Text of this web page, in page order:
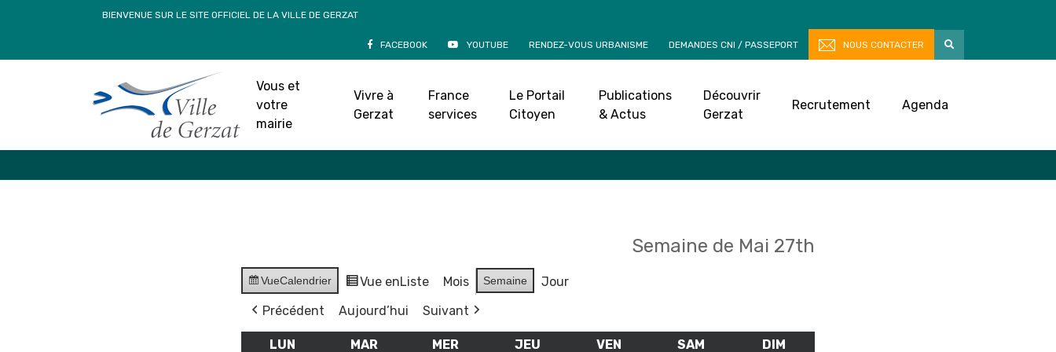
BIENVENUE SUR LE SITE OFFICIEL DE LA VILLE DE GERZAT
FACEBOOK YOUTUBE RENDEZ-VOUS URBANISME DEMANDES CNI / PASSEPORT NOUS CONTACTER
Vous et
votre
mairie
Vivre à
Gerzat
France
services
Le Portail
Citoyen
Publications
& Actus
Découvrir
Gerzat
Recrutement Agenda
Accueil»Agenda
Semaine de Mai 27th
VueCalendrier Vue enListe Mois Semaine
Jour
Précédent
Aujourd’hui Suivant
LUN MARMARDI MER MERCREDIJEU VEN VENDREDISAM DIM